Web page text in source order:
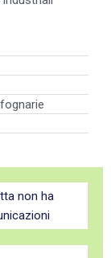
non ha